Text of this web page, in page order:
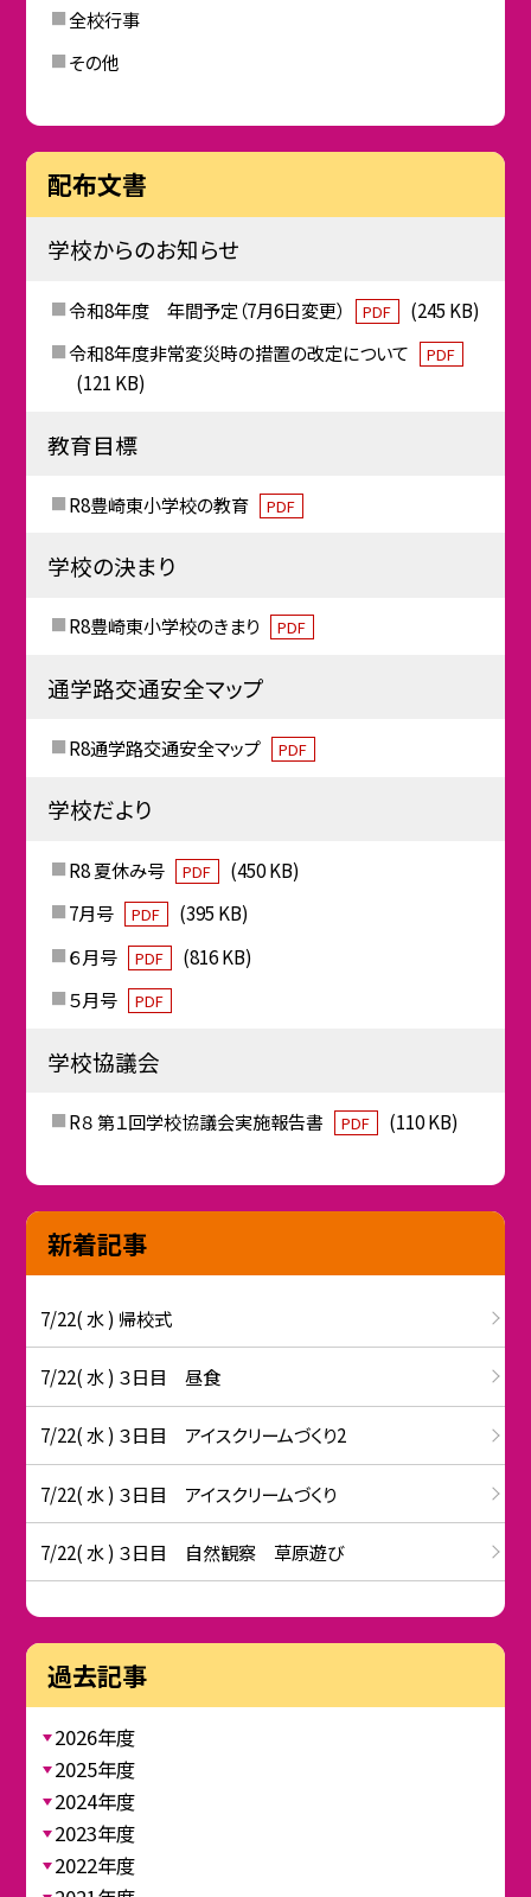
全校行事
その他
配布文書
学校からのお知らせ
令和8年度 年間予定（7月6日変更） PDF
(245 KB)
令和8年度非常変災時の措置の改定について
PDF
(121 KB)
教育目標
R8豊崎東小学校の教育 PDF
学校の決まり
R8豊崎東小学校のきまり PDF
通学路交通安全マップ
R8通学路交通安全マップ PDF
学校だより
R8 夏休み号 PDF
(450 KB)
7月号
PDF
(395 KB)
６月号
PDF
(816 KB)
５月号
PDF
学校協議会
R８ 第１回学校協議会実施報告書 PDF (110 KB)
新着記事
7/22( 水 ) 帰校式
7/22( 水 ) ３日目 昼食
7/22( 水 ) ３日目 アイスクリームづくり2
7/22( 水 ) ３日目 アイスクリームづくり
7/22( 水 ) ３日目 自然観察 草原遊び
過去記事
2026年度
2025年度
2024年度
2023年度
2022年度